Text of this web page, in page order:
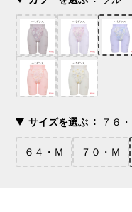
サイズを選ぶ ７６
６４・Ｍ ７０・Ｍ